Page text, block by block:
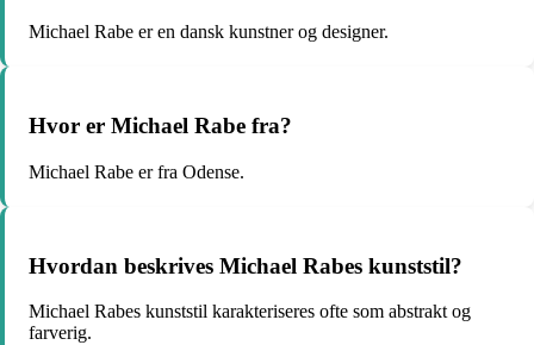
Michael Rabe er en dansk kunstner og designer.
Hvor er Michael Rabe fra?
Michael Rabe er fra Odense.
Hvordan beskrives Michael Rabes kunststil?
Michael Rabes kunststil karakteriseres ofte som abstrakt og
farverig.